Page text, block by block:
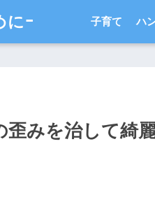
にｰ 子育て ハ
みを治して綺